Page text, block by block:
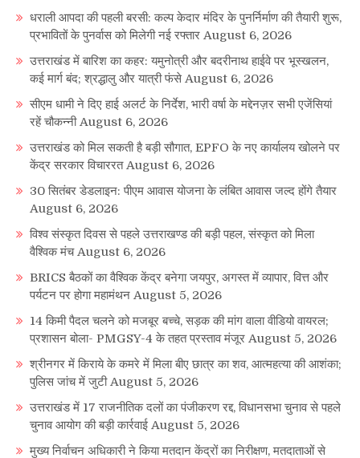
धराली आपदा की पहली बरसी: कल्प केदार मंदिर के पुनर्निर्माण की तैयारी शुरू,
प्रभावितों के पुनर्वास को मिलेगी नई रफ्तार August 6, 2026
उत्तराखंड में बारिश का कहर: यमुनोत्री और बदरीनाथ हाईवे पर भूस्खलन,
कई मार्ग बंद; श्रद्धालु और यात्री फंसे August 6, 2026
सीएम धामी ने दिए हाई अलर्ट के निर्देश, भारी वर्षा के मद्देनज़र सभी एजेंसियां
रहें चौकन्नी August 6, 2026
उत्तराखंड को मिल सकती है बड़ी सौगात, EPFO के नए कार्यालय खोलने पर
केंद्र सरकार विचाररत August 6, 2026
30 सितंबर डेडलाइन: पीएम आवास योजना के लंबित आवास जल्द होंगे तैयार
August 6, 2026
विश्व संस्कृत दिवस से पहले उत्तराखण्ड की बड़ी पहल, संस्कृत को मिला
वैश्विक मंच August 6, 2026
BRICS बैठकों का वैश्विक केंद्र बनेगा जयपुर, अगस्त में व्यापार, वित्त और
पर्यटन पर होगा महामंथन August 5, 2026
14 किमी पैदल चलने को मजबूर बच्चे, सड़क की मांग वाला वीडियो वायरल;
प्रशासन बोला- PMGSY-4 के तहत प्रस्ताव मंजूर August 5, 2026
श्रीनगर में किराये के कमरे में मिला बीए छात्र का शव, आत्महत्या की आशंका;
पुलिस जांच में जुटी August 5, 2026
उत्तराखंड में 17 राजनीतिक दलों का पंजीकरण रद्द, विधानसभा चुनाव से पहले
चुनाव आयोग की बड़ी कार्रवाई August 5, 2026
मुख्य निर्वाचन अधिकारी ने किया मतदान केंद्रों का निरीक्षण, मतदाताओं से